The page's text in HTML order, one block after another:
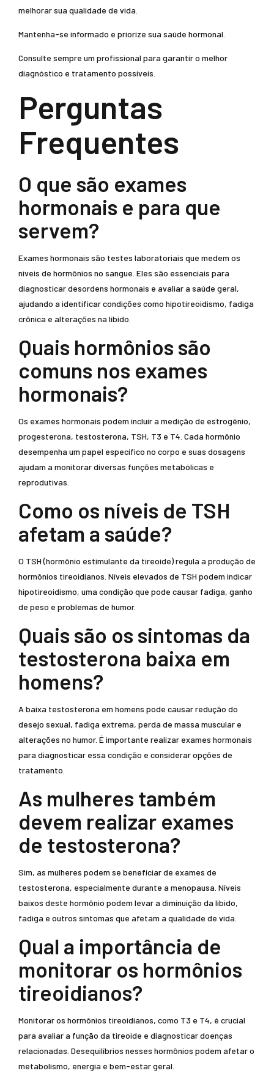
melhorar sua qualidade de vida.
Mantenha-se informado e priorize sua saúde hormonal.
Consulte sempre um profissional para garantir o melhor
diagnóstico e tratamento possíveis.
Perguntas
Frequentes
O que são exames
hormonais e para que
servem?
Exames hormonais são testes laboratoriais que medem os
níveis de hormônios no sangue. Eles são essenciais para
diagnosticar desordens hormonais e avaliar a saúde geral,
ajudando a identificar condições como hipotireoidismo, fadiga
crônica e alterações na libido.
Quais hormônios são
comuns nos exames
hormonais?
Os exames hormonais podem incluir a medição de estrogênio,
progesterona, testosterona, TSH, T3 e T4. Cada hormônio
desempenha um papel específico no corpo e suas dosagens
ajudam a monitorar diversas funções metabólicas e
reprodutivas.
Como os níveis de TSH
afetam a saúde?
O TSH (hormônio estimulante da tireoide) regula a produção de
hormônios tireoidianos. Níveis elevados de TSH podem indicar
hipotireoidismo, uma condição que pode causar fadiga, ganho
de peso e problemas de humor.
Quais são os sintomas da
testosterona baixa em
homens?
A baixa testosterona em homens pode causar redução do
desejo sexual, fadiga extrema, perda de massa muscular e
alterações no humor. É importante realizar exames hormonais
para diagnosticar essa condição e considerar opções de
tratamento.
As mulheres também
devem realizar exames
de testosterona?
Sim, as mulheres podem se beneficiar de exames de
testosterona, especialmente durante a menopausa. Níveis
baixos deste hormônio podem levar a diminuição da libido,
fadiga e outros sintomas que afetam a qualidade de vida.
Qual a importância de
monitorar os hormônios
tireoidianos?
Monitorar os hormônios tireoidianos, como T3 e T4, é crucial
para avaliar a função da tireoide e diagnosticar doenças
relacionadas. Desequilíbrios nesses hormônios podem afetar o
metabolismo, energia e bem-estar geral.